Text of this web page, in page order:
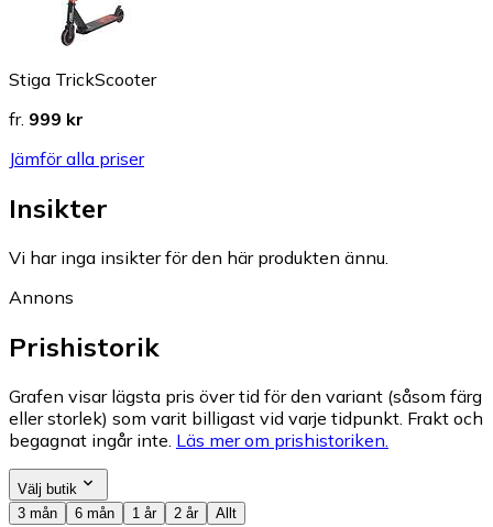
Stiga TrickScooter
fr. 999 kr
Jämför alla priser
Insikter
Vi har inga insikter för den här produkten ännu.
Annons
Prishistorik
Grafen visar lägsta pris över tid för den variant (såsom färg
eller storlek) som varit billigast vid varje tidpunkt. Frakt och
begagnat ingår inte. Läs mer om prishistoriken.
Välj butik
3 mån
6 mån 1 år 2 år Allt